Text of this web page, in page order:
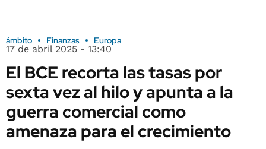
ámbito Finanzas Europa
17 de abril 2025 - 13:40
El BCE recorta las tasas por
sexta vez al hilo y apunta a la
guerra comercial como
amenaza para el crecimiento